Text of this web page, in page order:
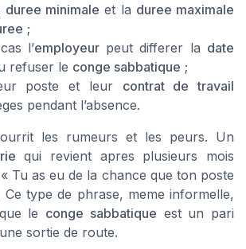
duree minimale et la duree maximale
;
l’employeurpeut differer la date
refuser le conge sabbatique ;
poste et leur contrat de travail
pendant l’absence.
les rumeurs et les peurs. Un
qui revient apres plusieurs mois
Tu as eu de la chance que ton poste
type de phrase, meme informelle,
le conge sabbatique est un pari
sortie de route.